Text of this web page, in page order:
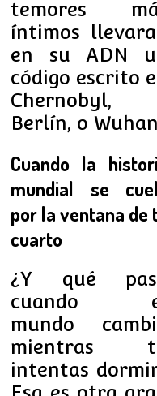
temores
íntimos
en su ADN
código escrito
Chernobyl,
Berlín, o
Cuando la
mundial se
por la ventana de
cuarto
¿Y qué
cuando
mundo
mientras
intentas